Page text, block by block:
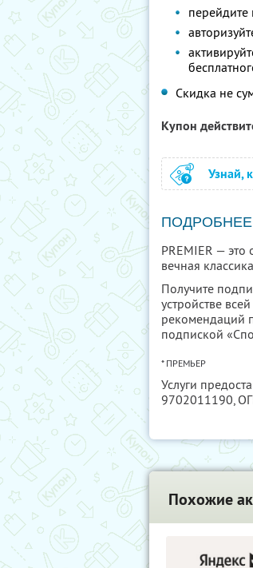
перейдите
Скидка не
Купон
Узнай,
PREMIER —
вечная
Получите
устройстве
рекомендаций
подпиской
* ПРЕМЬЕР
Услуги
9702011190,
Похожие